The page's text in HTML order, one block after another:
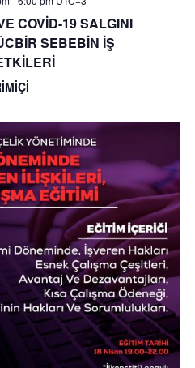
COVİD-19 SALGINI
SEBEBİN İŞ